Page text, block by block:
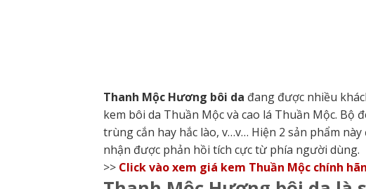
Thanh Mộc Hương bôi da đang được nhiều
kem bôi da Thuần Mộc và cao lá Thuần Mộc. Bộ
trùng cắn hay hắc lào, v…v… Hiện 2 sản phẩm
nhận được phản hồi tích cực từ phía người dùng.
>> Click vào xem giá kem Thuần Mộc chính